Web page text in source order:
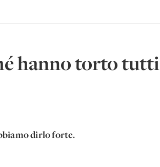
hanno torto tutti
dirlo forte.